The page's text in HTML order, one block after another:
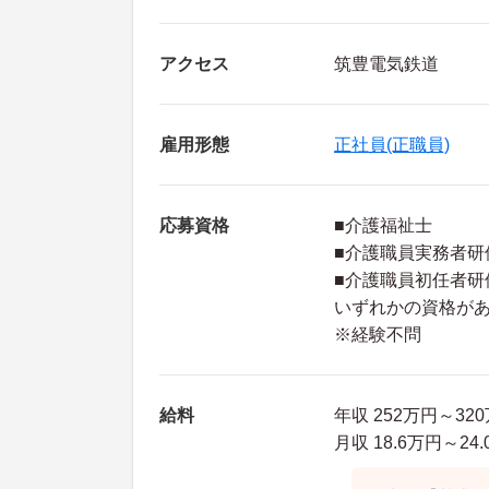
アクセス 筑豊電気鉄道
雇用形態 正社員(正職員)
応募資格
■介護福祉士
■介護職員実務者
■介護職員初任者
いずれかの資格が
※経験不問
給料
年収 252万円～320
月収 18.6万円～